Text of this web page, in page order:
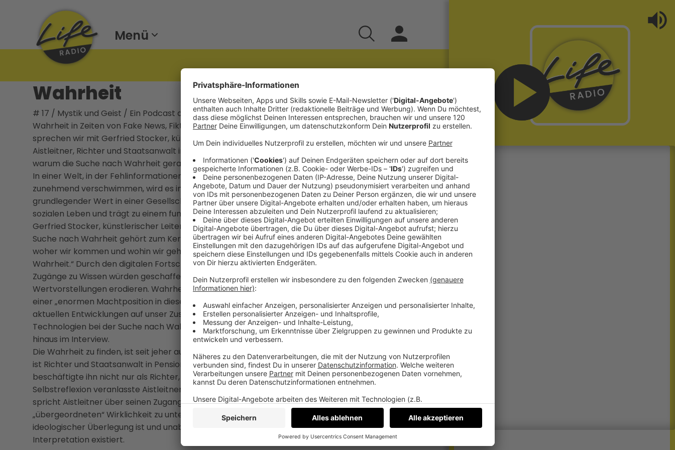
Menü
Wahrheit
# 17 / Mystik und Geist / Ein Podcast der Katholischen Kirche in Oberösterreich
Wahrheit in Zeiten von Fake News, Fiktion und Digitalisierung – In Folge #17 von „Mystik und Geist“
sprechen wir mit Gerfried Stocker, künstlerischer Leiter des Ars Electronica in Linz und Wolfgang
Aistleitner, Richter und Staatsanwalt in Pension, zugleich Theaterregisseur und Autor, darüber,
warum die Suche nach Wahrheit gerade heute eine große Bedeutung hat.
In einer Welt, in der Fehlinformationen zunehmen und die Grenzen zwischen Fakten und Fiktion
zunehmend verschwimmen, wird es immer wichtiger, die Wahrheit zu finden. Wahrheit ist ein
grundlegender Wert in einer Gesellschaft, die Orientierung an Wahrheit stiftet Vertrauen im
sozialen Leben und trägt zu einem funktionierenden Miteinander bei.
Gerfried Stocker, künstlerischer Leiter des Ars Electronica in Linz, erklärt: „Wahrheit bzw. die
Suche nach Wahrheit gehört zum Kern des Mensch-Seins. In diese Welt ,geworfen‘, nicht wissend,
woher wir kommen und wohin wir gehen, ist unser ganzes Leben immer wieder eine Suche nach
Wahrheit.“ Durch den digitalen Fortschritt werde Wahrheit zunehmend transformiert, neue
Zugänge zu Wissen würden geschaffen, virtuelle und reale Welten verschwimmen,
Wertvorstellungen erodieren. Wahrheit, so Stocker, sei zu einem „Handelsgut“ geworden und mit
einer „enormen Machtposition in dieser digitalen Gesellschaft“ verbunden. Wie sich diese
aktuellen Entwicklungen auf unser Zusammenleben auswirken und inwiefern moderne
Technologien bei der Suche nach Wahrheit unterstützen können, beschreibt Stocker darüber
hinaus im Interview.
Die Wahrheit zu finden, ist seit jeher auch eine zentrale Aufgabe der Justiz. Wolfgang Aistleitner
ist Richter und Staatsanwalt in Pension. Die Frage, ob und wie oft er die Wahrheit gefunden hat,
beschäftigte ihn nicht nur als Richter, sondern auch als Theaterregisseur und Autor.
Selbstreflexion veranlasste Aistleitner zum Stückeschreiben zum Thema Wahrheit. Zudem
spricht Aistleitner über seinen Zugang zum Wahrheitsbegriff, wonach Wahrheit von einer
„übergeordneten“ Wirklichkeit zu unterscheiden sei, die frei von jeglicher philosophischer und
ideologischer Überlegung ist und unabhängig von menschlicher Wahrnehmung und
Interpretation existiert.